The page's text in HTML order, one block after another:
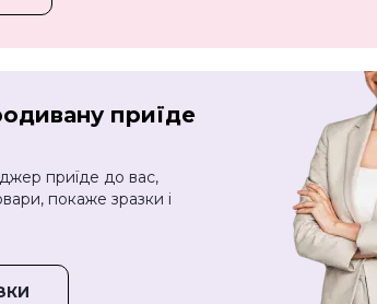
приїде
приїде до вас,
покаже зразки і